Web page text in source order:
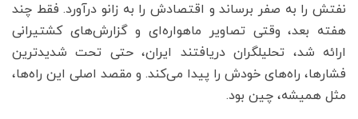
نفتش را به صفر برساند و اقتصادش را به زانو درآورد. فقط چند
هفته بعد، وقتی تصاویر ماهواره‌ای و گزارش‌های کشتیرانی
ارائه شد، تحلیلگران دریافتند ایران، حتی تحت شدیدترین
فشارها، راه‌های خودش را پیدا می‌کند. و مقصد اصلی این راه‌ها،
مثل همیشه، چین بود.